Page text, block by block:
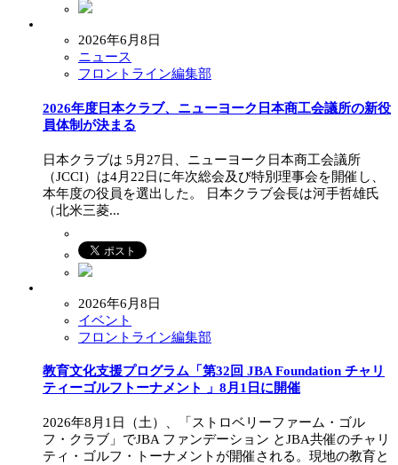
2026年6月8日
ニュース
フロントライン編集部
2026年度日本クラブ、ニューヨーク日本商工会議所の新役
員体制が決まる
日本クラブは 5月27日、ニューヨーク日本商工会議所
（JCCI）は4月22日に年次総会及び特別理事会を開催し、
本年度の役員を選出した。 日本クラブ会長は河手哲雄氏
（北米三菱...
2026年6月8日
イベント
フロントライン編集部
教育文化支援プログラム「第32回 JBA Foundation チャリ
ティーゴルフトーナメント 」8月1日に開催
2026年8月1日（土）、「ストロベリーファーム・ゴル
フ・クラブ」でJBA ファンデーション とJBA共催のチャリ
ティ・ゴルフ・トーナメントが開催される。現地の教育と